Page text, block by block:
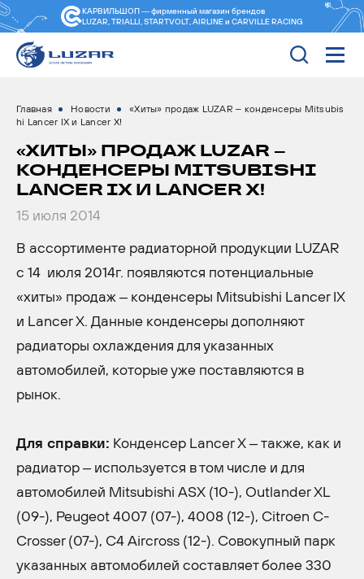
КАРВИЛЬШОП — фирменный магазин брендов
LUZAR, TRIALLI, STARTVOLT, AIRLINE и CARVILLE RACING
Главная Новости
«Хиты» продаж LUZAR – конденсеры Mitsubis
hi Lancer IX и Lancer X!
«ХИТЫ» ПРОДАЖ LUZAR –
КОНДЕНСЕРЫ MITSUBISHI
LANCER IX И LANCER X!
15 июля 2014
В ассортименте радиаторной продукции LUZAR
с 14 июля 2014г. появляются потенциальные
«хиты» продаж – конденсеры Mitsubishi Lancer IX
и Lancer X. Данные конденсеры дополняют
радиаторы охлаждения для указанных
автомобилей, которые уже поставляются в
рынок.
Для справки: Конденсер Lancer X – также, как и
радиатор – используется в том числе и для
автомобилей Mitsubishi ASX (10-), Outlander XL
(09-), Peugeot 4007 (07-), 4008 (12-), Citroen C-
Crosser (07-), C4 Aircross (12-). Совокупный парк
указанных автомобилей составляет более 330